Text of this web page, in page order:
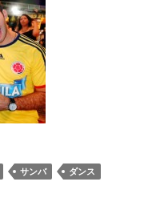
サンバ
ダンス